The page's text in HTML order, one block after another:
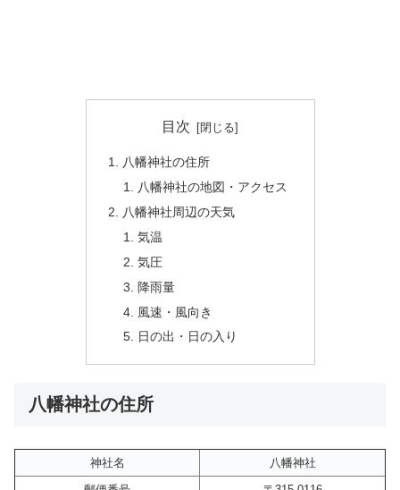
目次
八幡神社の住所
八幡神社の地図・アクセス
八幡神社周辺の天気
気温
気圧
降雨量
風速・風向き
日の出・日の入り
八幡神社の住所
神社名
八幡神社